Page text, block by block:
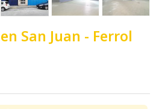
San Juan - Ferrol